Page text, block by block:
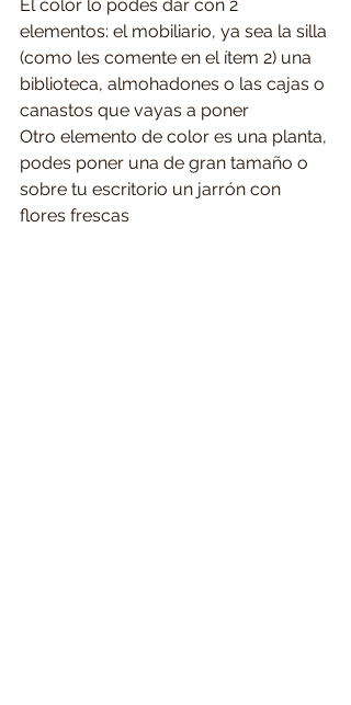
El color lo podes dar con 2
elementos: el mobiliario, ya sea la silla
(como les comente en el ítem 2) una
biblioteca, almohadones o las cajas o
canastos que vayas a poner
Otro elemento de color es una planta,
podes poner una de gran tamaño o
sobre tu escritorio un jarrón con
flores frescas